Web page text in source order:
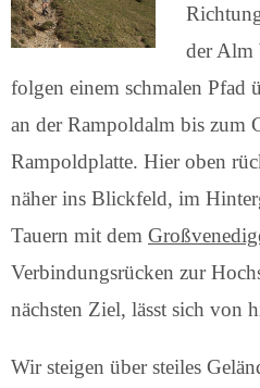
der Alm
folgen einem schmalen Pfad
an der Rampoldalm bis zum
Rampoldplatte. Hier oben
näher ins Blickfeld, im
Tauern mit dem
Verbindungsrücken zur
nächsten Ziel, lässt sich von
Wir steigen über steiles